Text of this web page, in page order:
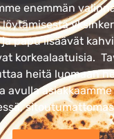
enemmän
papu lisäävät
korkealaatuisia.
heitä luomaan